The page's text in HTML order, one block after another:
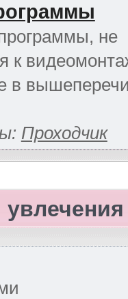
не
к
в
Проходчик
увлечения